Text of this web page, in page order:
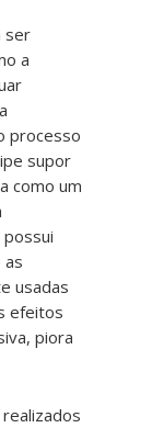
ser
a
processo
supor
como um
possui
as
usadas
efeitos
piora